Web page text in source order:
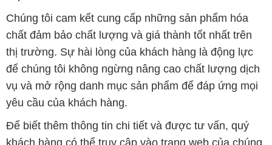
Chúng tôi cam kết cung cấp những sản phẩm hóa
chất đảm bảo chất lượng và giá thành tốt nhất trên
thị trường. Sự hài lòng của khách hàng là động lực
để chúng tôi không ngừng nâng cao chất lượng dịch
vụ và mở rộng danh mục sản phẩm để đáp ứng mọi
yêu cầu của khách hàng.
Để biết thêm thông tin chi tiết và được tư vấn, quý
khách hàng có thể truy cập vào trang web của chúng